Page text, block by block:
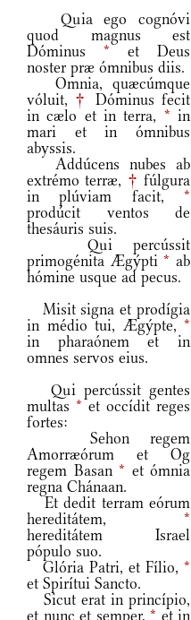
Quia ego cognóvi
quod magnus est
Dóminus * et Deus
noster præ ómnibus diis.
Omnia, quæcúmque
vóluit, †
Dóminus fecit
in cælo et in terra, * in
mari et in ómnibus
abyssis.
Addúcens nubes ab
extrémo terræ, † fúlgura
in plúviam facit, *
prodúcit ventos de
thesáuris suis.
Qui percússit
primogénita Ægýpti* ab
hómine usque ad pecus.
Misit signa et prodígia
in médio tui, Ægýpte, *
in pharaónem et in
omnes servos eius.
Qui percússit gentes
multas * et occídit reges
fortes:
Sehon regem
Amorræórum et Og
regem Basan * et ómnia
regna Chánaan.
Et dedit terram eórum
hereditátem, *
hereditátem Israel
pópulo suo.
Glória Patri, et Fílio, *
et Spirítui Sancto.
Sicut erat in princípio,
et nunc et semper, * et in